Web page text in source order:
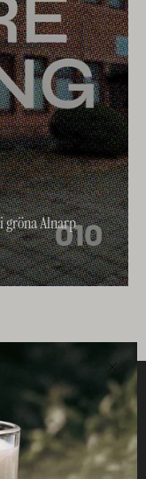
gröna Alnarp